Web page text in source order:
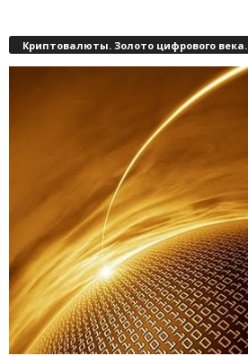
Криптовалюты. Золото цифрового века.